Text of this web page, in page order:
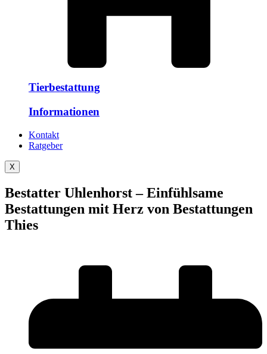
Tierbestattung
Informationen
Kontakt
Ratgeber
X
Bestatter Uhlenhorst – Einfühlsame
Bestattungen mit Herz von Bestattungen
Thies